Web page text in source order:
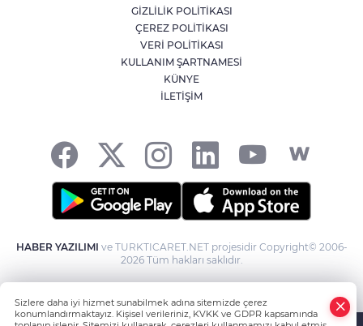
Kağıthane'de 104 kilogram uyuşturucu
ele geçirildi
GİZLİLİK POLİTİKASI
ÇEREZ POLİTİKASI
VERİ POLİTİKASI
KULLANIM ŞARTNAMESİ
KÜNYE
İLETİŞİM
HABER YAZILIMI ve TURKTICARET.NET projesidir Copyright© 2006-
2026 Tüm hakları saklıdır.
Sizlere daha iyi hizmet sunabilmek adına sitemizde çerez
konumlandırmaktayız. Kişisel verileriniz, KVKK ve GDPR kapsamında